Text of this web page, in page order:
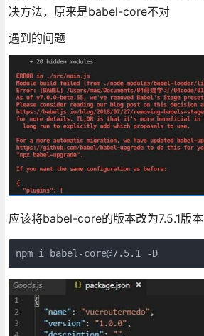
决方法，原来是babel-core不对
遇到的问题
应该将babel-core的版本改为7.5.1版本
npm i babel-core@7.5.1 -D